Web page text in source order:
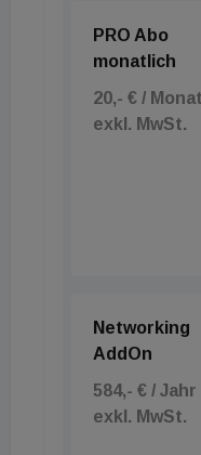
PRO Abo
monatlich
20,- € / Monat
exkl. MwSt.
Networking
AddOn
584,- € / Jahr
exkl. MwSt.